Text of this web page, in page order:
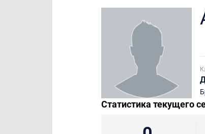
Статистика текущего